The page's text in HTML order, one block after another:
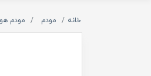
خانه مودم مودم